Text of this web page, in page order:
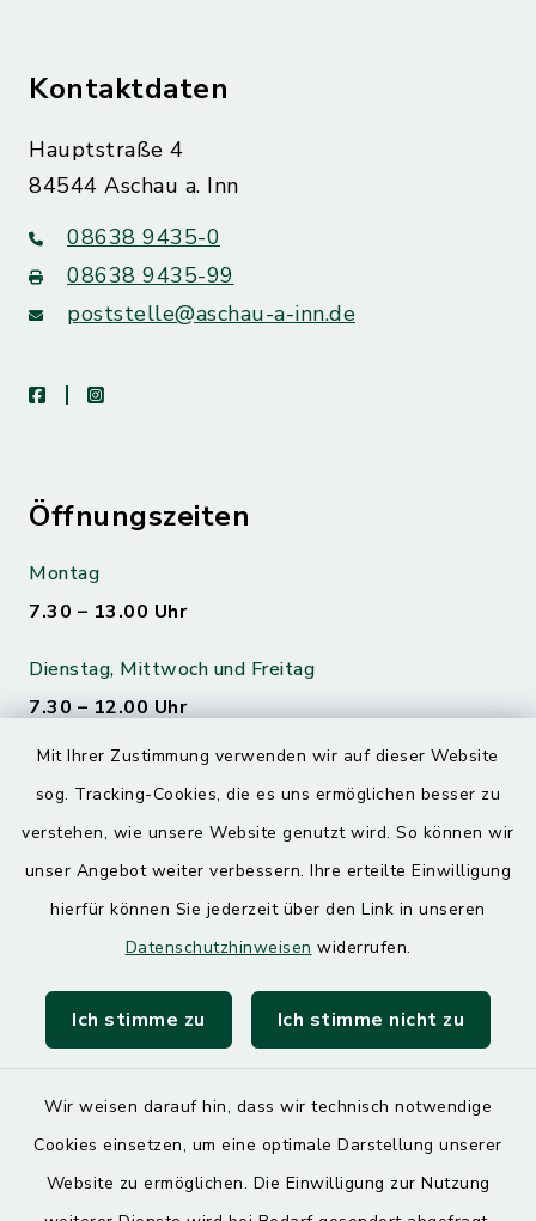
Mit Ihrer Zustimmung verwenden wir auf dieser Website
sog. Tracking-Cookies, die es uns ermöglichen besser zu
verstehen, wie unsere Website genutzt wird. So können wir
unser Angebot weiter verbessern. Ihre erteilte Einwilligung
hierfür können Sie jederzeit über den Link in unseren
Datenschutzhinweisen widerrufen.
Ich stimme zu Ich stimme nicht zu
Wir weisen darauf hin, dass wir technisch notwendige
Cookies einsetzen, um eine optimale Darstellung unserer
Website zu ermöglichen. Die Einwilligung zur Nutzung
Kontaktdaten
Hauptstraße 4
84544 Aschau a. Inn
08638 9435-0
08638 9435-99
poststelle@aschau-a-inn.de
facebookinstagram
Öffnungszeiten
Montag
7.30 – 13.00 Uhr
Dienstag, Mittwoch und Freitag
7.30 – 12.00 Uhr
Donnerstag
7.30 – 12.00 Uhr
13.00 – 17.30 Uhr
Quicklinks
SoNNe e. V.